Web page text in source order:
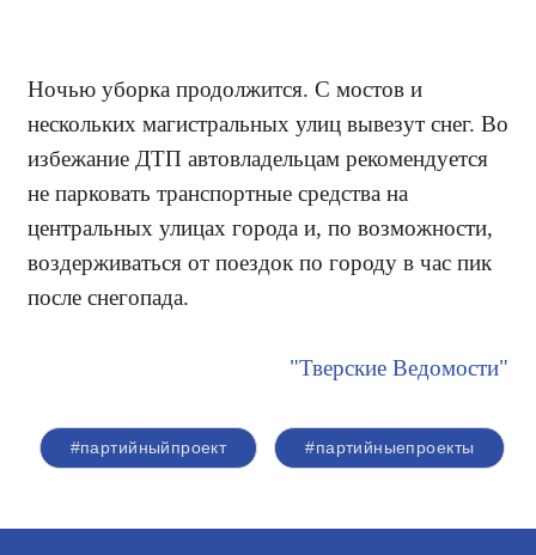
Ночью уборка продолжится. С мостов и
нескольких магистральных улиц вывезут снег. Во
избежание ДТП автовладельцам рекомендуется
не парковать транспортные средства на
центральных улицах города и, по возможности,
воздерживаться от поездок по городу в час пик
после снегопада.
"Тверские Ведомости"
#партийныйпроект #партийныепроекты